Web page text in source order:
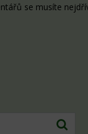
se musíte